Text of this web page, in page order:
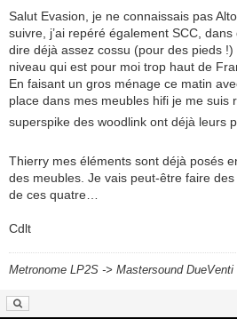
Salut Evasion, je ne connaissais pas
suivre, j’ai repéré également SCC, dans
dire déjà assez cossu (pour des pieds
niveau qui est pour moi trop haut de
En faisant un gros ménage ce matin
place dans mes meubles hifi je me suis
superspike des woodlink ont déjà leurs
Thierry mes éléments sont déjà posés
des meubles. Je vais peut-être faire
de ces quatre…
Cdlt
Metronome LP2S -> Mastersound